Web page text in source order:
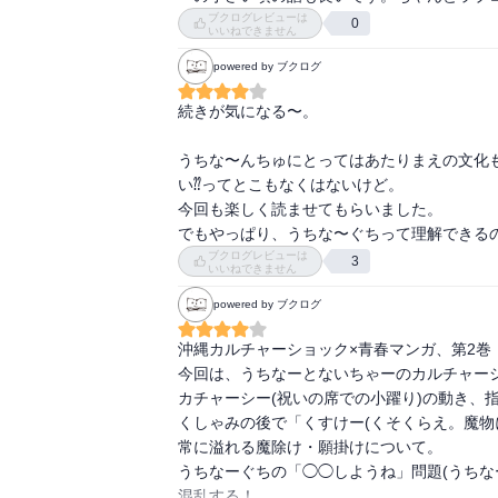
ブクログレビューは
いいねできません
0
powered by ブクログ
続きが気になる〜。
うちな〜んちゅにとってはあたりまえの文
い⁇ってとこもなくはないけど。
今回も楽しく読ませてもらいました。
でもやっぱり、うちな〜ぐちって理解できる
ブクログレビューは
いいねできません
3
powered by ブクログ
沖縄カルチャーショック×青春マンガ、第2巻
今回は、うちなーとないちゃーのカルチャ
カチャーシー(祝いの席での小躍り)の動き、
くしゃみの後で「くすけー(くそくらえ。魔
常に溢れる魔除け・願掛けについて。
うちなーぐちの「◯◯しようね」問題(うちな